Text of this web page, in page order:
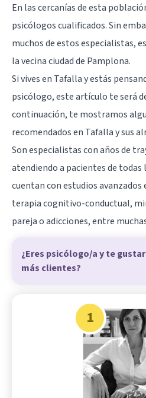
En las cercanías de esta
psicólogos cualificados. Sin
muchos de estos especialistas,
la vecina ciudad de Pamplona.
Si vives en Tafalla y estás
psicólogo, este artículo te será
continuación, te mostramos
recomendados en Tafalla y sus
Son especialistas con años de
atendiendo a pacientes de todas
cuentan con estudios avanzados
terapia cognitivo-conductual,
pareja o adicciones, entre
¿Eres psicólogo/a y te
más clientes?
1